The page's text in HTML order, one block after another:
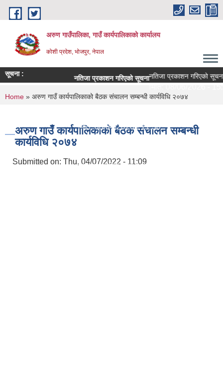
Skip to main content
अरुण गाउँपालिका, गाउँ कार्यपालिकाको कार्यालय
कोशी प्रदेश, भोजपुर, नेपाल
सूचना :
नतिजा प्रकाशन गरिएको सूचनानतिजा प्रकाशन गरिएको सूचना
मिति:08/04/2026 - 11:30
शिक्षक सरुवा सहमतिका लागि दरखास्त आह्वान - श्री अरुणोदय
सेवा करारमा लिने सम्बन्धी सूचना ।
You are here
Home » अरुण गाउँ कार्यपालिकाको बैठक संचालन सम्बन्धी कार्यविधि २०७४
अरुण गाउँ कार्यपालिकाको बैठक संचालन सम्बन्धी
कार्यविधि २०७४
Submitted on: Thu, 04/07/2022 - 11:09